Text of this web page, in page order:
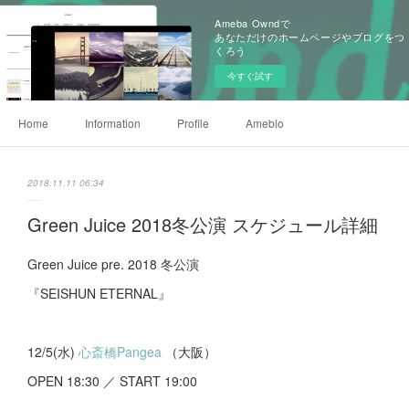
Ameba Owndで
あなただけのホームページやブログをつ
くろう
今すぐ試す
Home Information Profile Ameblo
2018.11.11 06:34
Green Juice 2018冬公演 スケジュール詳細
Green Juice pre. 2018 冬公演
『SEISHUN ETERNAL』
12/5(水) 心斎橋Pangea （大阪）
OPEN 18:30 ／ START 19:00